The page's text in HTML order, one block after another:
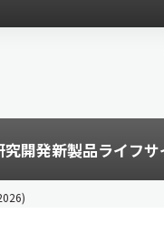
究開発新製品ライフ